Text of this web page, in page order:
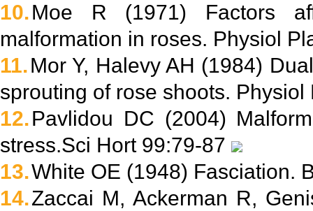
10.Moe R (1971) Factors
malformation in roses. Physiol
11.Mor Y, Halevy AH (1984)
sprouting of rose shoots. Physiol
12.Pavlidou DC (2004)
stress.Sci Hort 99:79-87
13.White OE (1948) Fasciation.
14.Zaccai M, Ackerman R,